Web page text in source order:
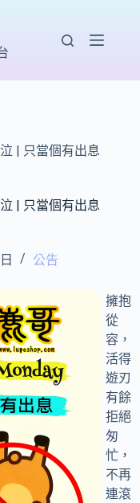
| 只當個有出息
| 只當個有出息
公告
擁抱
從
容，
活得
遊刃
有餘
拒絕
匆
忙，
不再
連滾